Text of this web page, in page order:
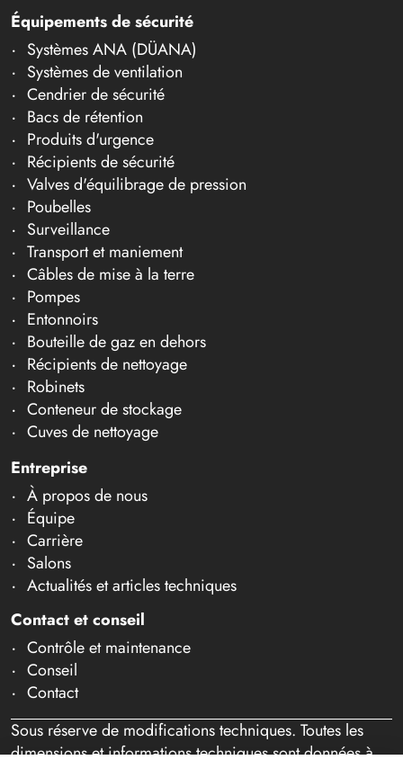
Équipements de sécurité
Systèmes ANA (DÜANA)
Systèmes de ventilation
Cendrier de sécurité
Bacs de rétention
Produits d'urgence
Récipients de sécurité
Valves d'équilibrage de pression
Poubelles
Surveillance
Transport et maniement
Câbles de mise à la terre
Pompes
Entonnoirs
Bouteille de gaz en dehors
Récipients de nettoyage
Robinets
Conteneur de stockage
Cuves de nettoyage
Entreprise
À propos de nous
Équipe
Carrière
Salons
Actualités et articles techniques
Contact et conseil
Contrôle et maintenance
Conseil
Contact
Sous réserve de modifications techniques. Toutes les
dimensions et informations techniques sont données à